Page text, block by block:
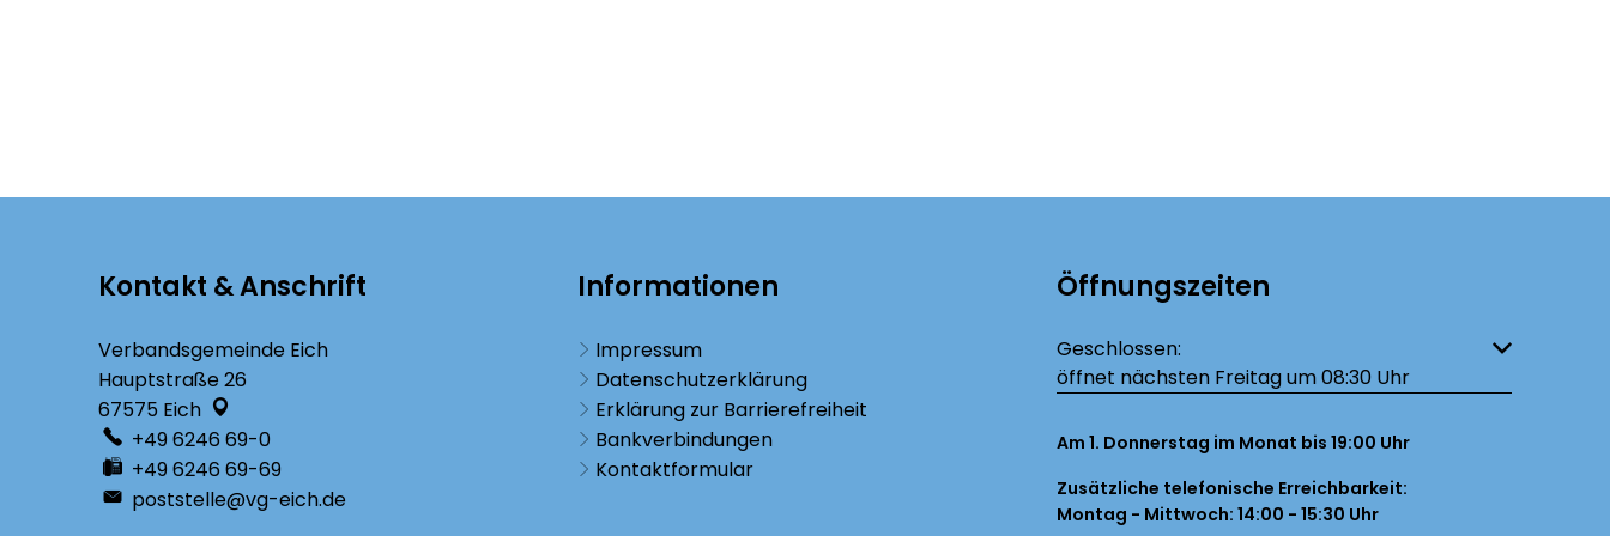
Kontakt & Anschrift
Verbandsgemeinde Eich
Hauptstraße 26
67575 Eich
+49 6246 69-0
+49 6246 69-69
poststelle@vg-eich.de
Informationen
Impressum
Datenschutzerklärung
Erklärung zur Barrierefreiheit
Bankverbindungen
Kontaktformular
Öffnungszeiten
Klicken, um weitere Öffnungs- oder Schließzeiten auszublenden
Geschlossen:
öffnet nächsten Freitag um 08:30 Uhr
Am 1. Donnerstag im Monat bis 19:00 Uhr
Zusätzliche telefonische Erreichbarkeit:
Montag - Mittwoch: 14:00 - 15:30 Uhr